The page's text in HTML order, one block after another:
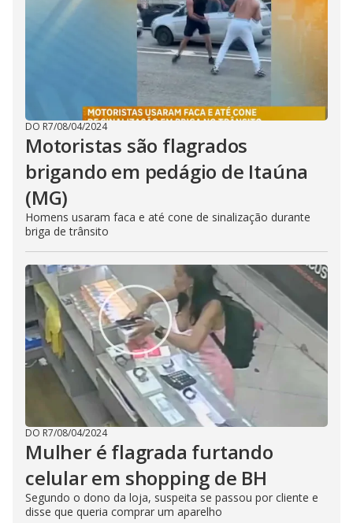
DO R7/08/04/2024
Motoristas são flagrados
brigando em pedágio de Itaúna
(MG)
Homens usaram faca e até cone de sinalização durante
briga de trânsito
DO R7/08/04/2024
Mulher é flagrada furtando
celular em shopping de BH
Segundo o dono da loja, suspeita se passou por cliente e
disse que queria comprar um aparelho